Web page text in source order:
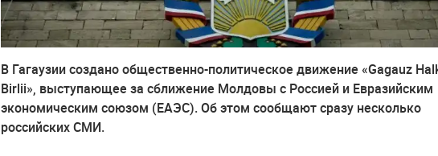
В Гагаузии создано общественно-политическое движение «Gagauz
Birlii», выступающее за сближение Молдовы с Россией и Евразийским
экономическим союзом (ЕАЭС). Об этом сообщают сразу несколько
российских СМИ.